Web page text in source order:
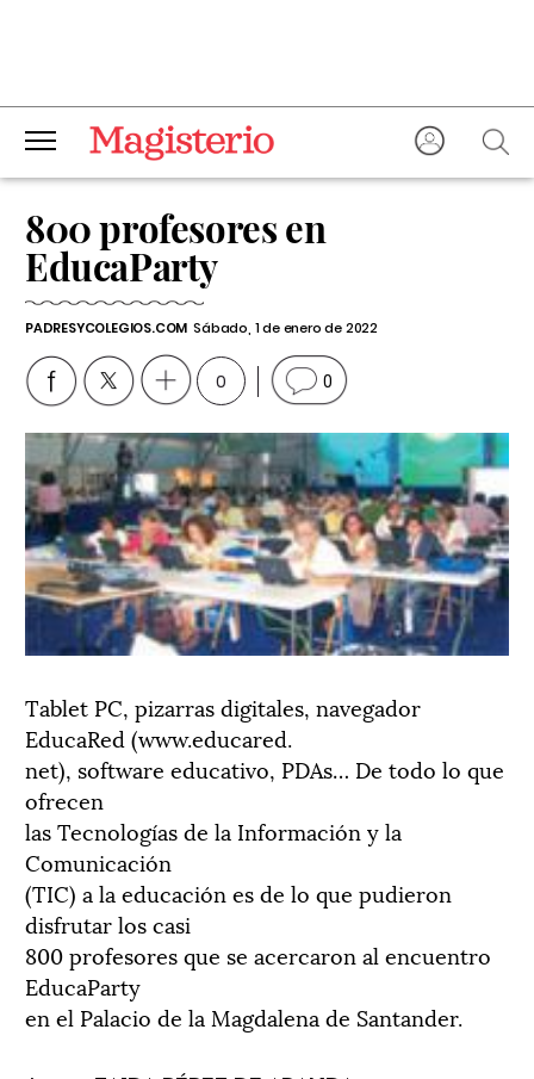
800 profesores en
EducaParty
PADRESYCOLEGIOS.COM Sábado, 1 de enero de 2022
0 0
Tablet PC, pizarras digitales, navegador
EducaRed (www.educared.
net), software educativo, PDAs… De todo lo que
ofrecen
las Tecnologías de la Información y la
Comunicación
(TIC) a la educación es de lo que pudieron
disfrutar los casi
800 profesores que se acercaron al encuentro
EducaParty
en el Palacio de la Magdalena de Santander.